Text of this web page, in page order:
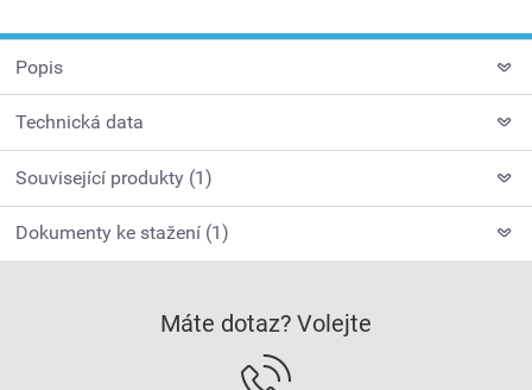
Popis
Technická data
Související produkty (1)
Dokumenty ke stažení (1)
Máte dotaz? Volejte